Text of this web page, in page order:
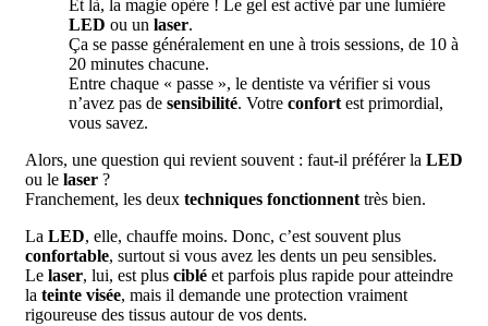
Et là, la magie opère ! Le gel est activé par une lumière
LED ou un laser.
Ça se passe généralement en une à trois sessions, de 10 à
20 minutes chacune.
Entre chaque « passe », le dentiste va vérifier si vous
n’avez pas de sensibilité. Votre confort est primordial,
vous savez.
Alors, une question qui revient souvent : faut-il préférer la LED
ou le laser ?
Franchement, les deux techniques fonctionnent très bien.
La LED, elle, chauffe moins. Donc, c’est souvent plus
confortable, surtout si vous avez les dents un peu sensibles.
Le laser, lui, est plus ciblé et parfois plus rapide pour atteindre
la teinte visée, mais il demande une protection vraiment
rigoureuse des tissus autour de vos dents.